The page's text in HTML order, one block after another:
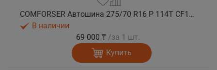
COMFORSER Автошина 275/70 R16 P 114T CF1100 RWL лето
В наличии
69 000 ₸ /за 1 шт.
Купить